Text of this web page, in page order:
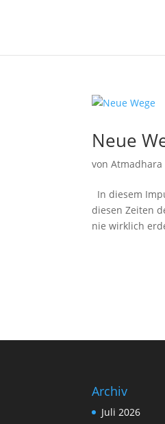
Neue
vonAtmadhara
In diesem
diesen Zeiten
nie wirklich
Archiv
Juli 2026